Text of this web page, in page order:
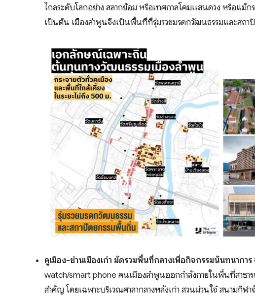
ไกลระดับโลกอย่าง สลากย้อม หรือเทศกาลโคมเเสนดวง หรือแ
เป็นต้น เมืองลำพูนจึงเป็นพื้นที่ที่รุ่มรวยมรดกวัฒนธรรมและสถา
คูเมือง-ย่านเมืองเก่า มัดรวมพื้นที่กลางเพื่อกิจกรรมนันทนาการ
watch/smart phone คนเมืองลำพูนออกกำลังกายในพื้นที่สาธา
สำคัญ โดยเฉพาะบริเวณศาลากลางหลังเก่า สวนม่วนใจ๋ สนาม